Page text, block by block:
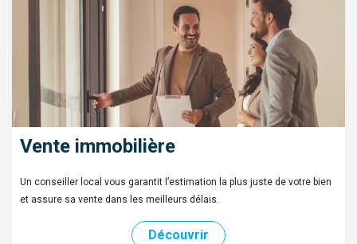
Vente immobilière
Un conseiller local vous garantit l’estimation la plus juste de votre bien
et assure sa vente dans les meilleurs délais.
Découvrir